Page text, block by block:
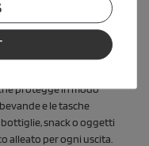
e vita
protegge in modo
e le tasche
snack o oggetti
alleato per ogni uscita.